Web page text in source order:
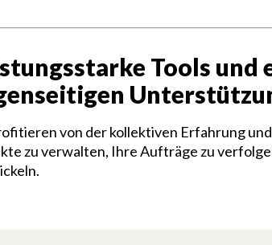
Tools und
von der kollektiven Erfahrung
zu verwalten, Ihre Aufträge zu